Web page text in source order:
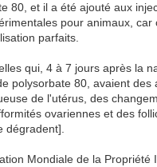
80, et il a été ajouté aux
pour animaux, car
parfaits.
qui, 4 à 7 jours après la
polysorbate 80, avaient des
de l'utérus, des
ovariennes et des
dégradent].
Mondiale de la Propriété